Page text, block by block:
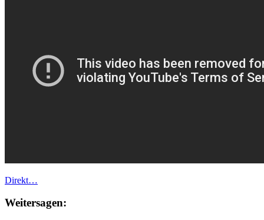
Direkt…
Weitersagen: